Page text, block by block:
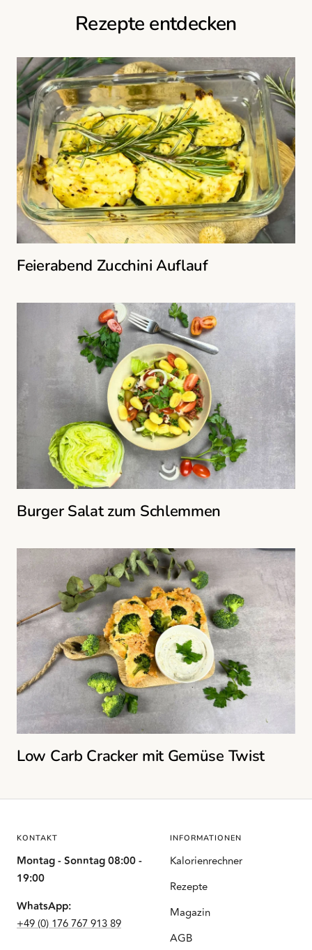
Rezepte entdecken
Feierabend Zucchini Auflauf
Burger Salat zum Schlemmen
Low Carb Cracker mit Gemüse Twist
KONTAKT
Montag - Sonntag 08:00 -
19:00
WhatsApp:
+49 (0) 176 767 913 89
INFORMATIONEN
Kalorienrechner
Rezepte
Magazin
AGB